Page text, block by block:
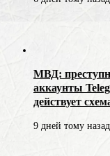
МВД:
аккаунты
действует
9 дней тому назад